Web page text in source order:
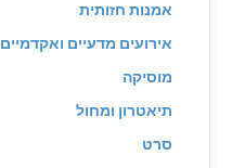
אמנות חזותית
אירועים מדעיים ואקדמיים
מוסיקה
תיאטרון ומחול
סרט